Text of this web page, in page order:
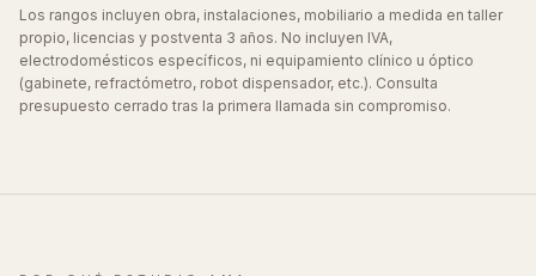
Los rangos incluyen obra, instalaciones, mobiliario a medida en taller
propio, licencias y postventa 3 años. No incluyen IVA,
electrodomésticos específicos, ni equipamiento clínico u óptico
(gabinete, refractómetro, robot dispensador, etc.). Consulta
presupuesto cerrado tras la primera llamada sin compromiso.